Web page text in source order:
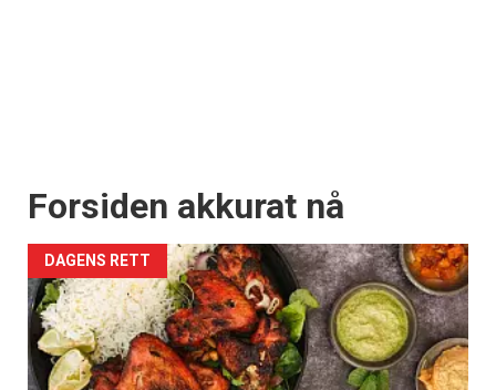
Forsiden akkurat nå
DAGENS RETT